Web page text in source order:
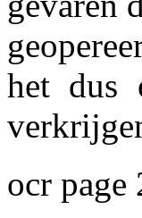
het dus
ocr page